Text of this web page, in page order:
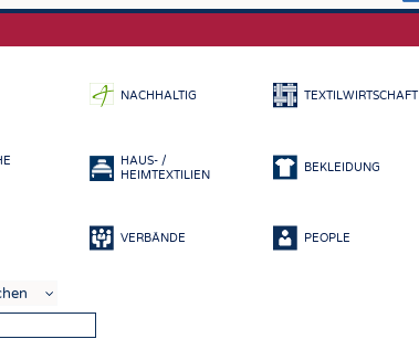
FASERN
GEWEBE
VLIESSTOFFE
NACHHALTIG TEXTILWIRTSCHAFT
HAUS- /
HEIMTEXTILIEN
BEKLEIDUNG
VERBÄNDE PEOPLE